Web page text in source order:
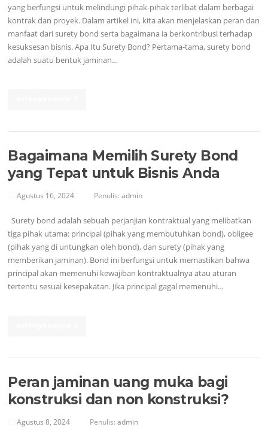
yang berfungsi untuk melindungi pihak-pihak terlibat dalam berbagai
kontrak dan proyek. Dalam artikel ini, kita akan menjelaskan peran dan
manfaat dari surety bond serta bagaimana ia berkontribusi terhadap
kesuksesan bisnis. Apa Itu Surety Bond? Pertama-tama, surety bond
adalah suatu bentuk jaminan…
Bagaimana Memilih Surety Bond
yang Tepat untuk Bisnis Anda
Agustus 16, 2024 Penulis:admin
Surety bond adalah sebuah perjanjian kontraktual yang melibatkan
tiga pihak utama: principal (pihak yang membutuhkan bond), obligee
(pihak yang di untungkan oleh bond), dan surety (pihak yang
memberikan jaminan). Bond ini berfungsi untuk memastikan bahwa
principal akan memenuhi kewajiban kontraktualnya atau aturan
tertentu sesuai kesepakatan. Jika principal gagal memenuhi…
Peran jaminan uang muka bagi
konstruksi dan non konstruksi?
Agustus 8, 2024 Penulis:admin